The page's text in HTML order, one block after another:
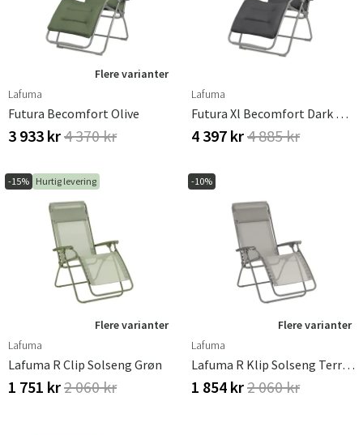
Flere varianter
Lafuma
Futura Becomfort Olive
3 933 kr4 370 kr
Lafuma
Futura Xl Becomfort Dark Grey
4 397 kr4 885 kr
-15% Hurtig levering
Flere varianter
Lafuma
Lafuma R Clip Solseng Grøn
1 751 kr2 060 kr
-10%
Flere varianter
Lafuma
Lafuma R Klip Solseng Terre Tube Titane
1 854 kr2 060 kr